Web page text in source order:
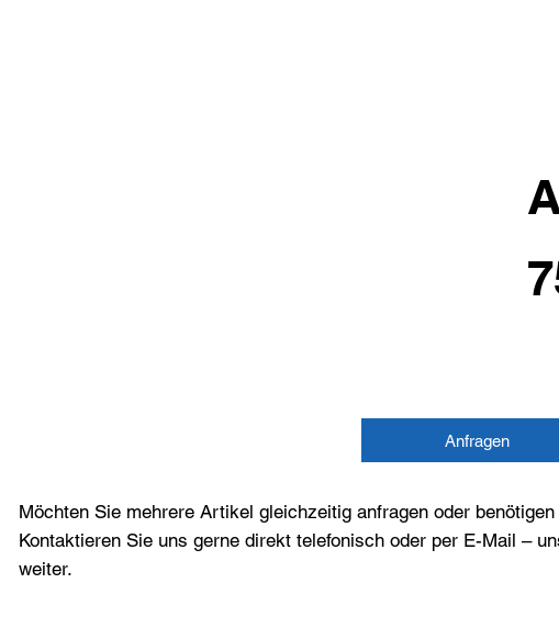
Anfragen
Möchten Sie mehrere Artikel gleichzeitig anfragen oder
Kontaktieren Sie uns gerne direkt telefonisch oder per E-Mail –
weiter.